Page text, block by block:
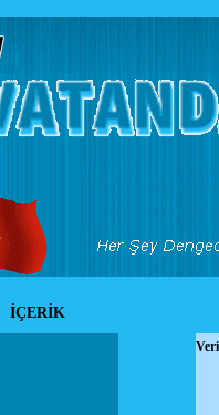
İÇERİK